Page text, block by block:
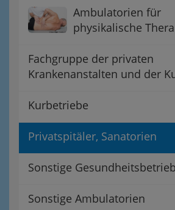
Ambulatorien für
physikalische
Fachgruppe der privaten
Krankenanstalten und der
Kurbetriebe
Privatspitäler, Sanatorien
Sonstige
Sonstige Ambulatorien